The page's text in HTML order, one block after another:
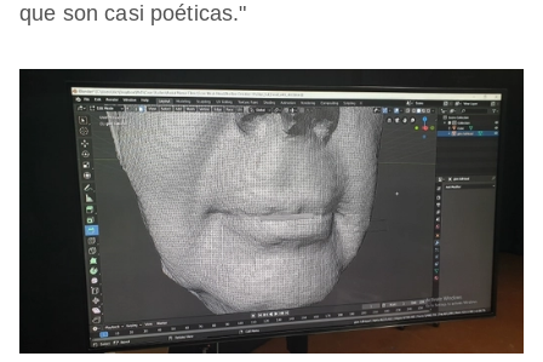
que son casi poéticas."